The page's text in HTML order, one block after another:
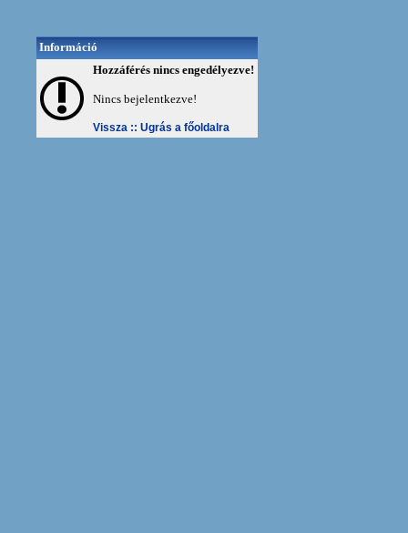
Információ
Hozzáférés nincs engedélyezve!
Nincs bejelentkezve!
Vissza :: Ugrás a főoldalra